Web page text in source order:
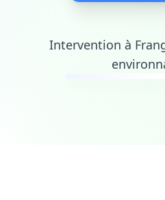
Intervention à